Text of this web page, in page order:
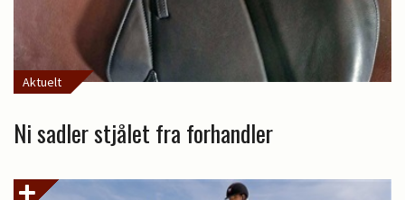
Aktuelt
Ni sadler stjålet fra forhandler